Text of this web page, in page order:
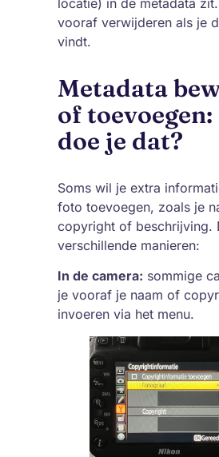
vooraf verwijderen als je
vindt.
Metadata
of toevoegen:
doe je dat?
Soms wil je extra
foto toevoegen, zoals je
copyright of beschrijving.
verschillende manieren:
In de camera: sommige
je vooraf je naam of
invoeren via het menu.